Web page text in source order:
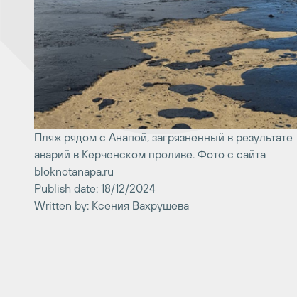
Пляж рядом с Анапой, загрязненный в результате
аварий в Керченском проливе. Фото с сайта
bloknotanapa.ru
Publish date: 18/12/2024
Written by: Ксения Вахрушева